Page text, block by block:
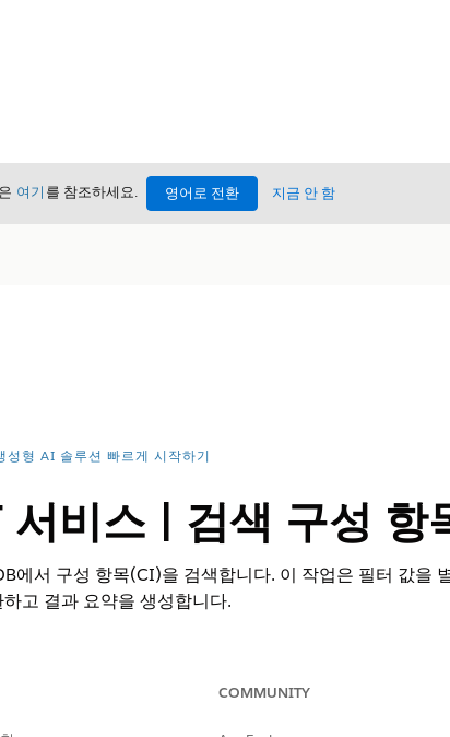
여기 를 참조하세요. 영어로 전환 지금 안 함
성형 AI 솔루션 빠르게 시작하기
비스 | 검색 구성 항
에서 구성 항목(CI)을 검색합니다. 이 작업은 필터 값을
고 결과 요약을 생성합니다.
COMMUNITY